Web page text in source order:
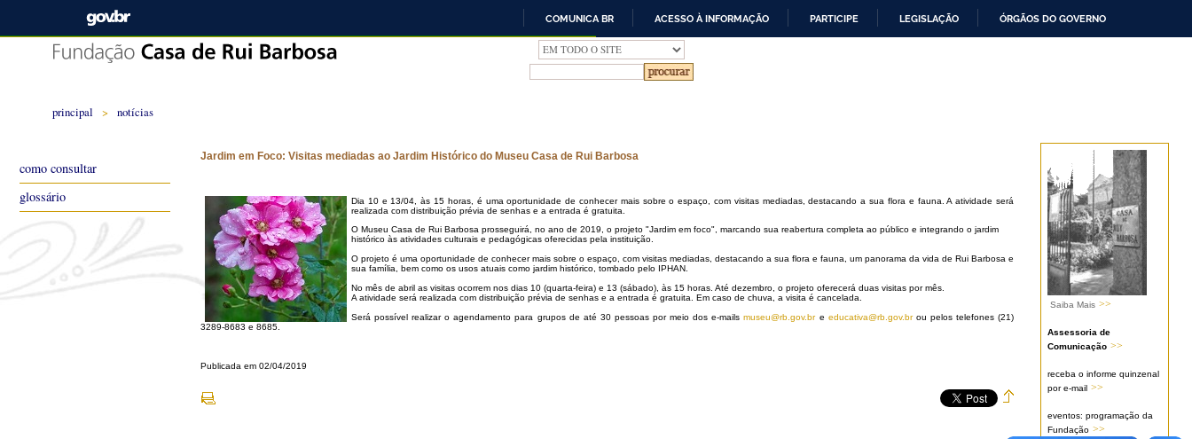
IR
PARA
O
CONTEÚDO
COMUNICA BR ACESSO À INFORMAÇÃO PARTICIPE LEGISLAÇÃO ÓRGÃOS DO GOVERNO
principal > notícias
Saiba Mais >>
Assessoria de
Comunicação >>
receba o informe quinzenal
por e-mail >>
eventos: programação da
Fundação >>
Jardim em Foco: Visitas mediadas ao Jardim Histórico do Museu Casa de Rui Barbosa
Dia 10 e 13/04, às 15 horas, é uma oportunidade de conhecer mais sobre o espaço, com visitas mediadas, destacando a sua flora e fauna. A atividade será
realizada com distribuição prévia de senhas e a entrada é gratuita.
O Museu Casa de Rui Barbosa prosseguirá, no ano de 2019, o projeto "Jardim em foco", marcando sua reabertura completa ao público e integrando o jardim
histórico às atividades culturais e pedagógicas oferecidas pela instituição.
O projeto é uma oportunidade de conhecer mais sobre o espaço, com visitas mediadas, destacando a sua flora e fauna, um panorama da vida de Rui Barbosa e
sua família, bem como os usos atuais como jardim histórico, tombado pelo IPHAN.
No mês de abril as visitas ocorrem nos dias 10 (quarta-feira) e 13 (sábado), às 15 horas. Até dezembro, o projeto oferecerá duas visitas por mês.
A atividade será realizada com distribuição prévia de senhas e a entrada é gratuita. Em caso de chuva, a visita é cancelada.
Será possível realizar o agendamento para grupos de até 30 pessoas por meio dos e-mailsmuseu@rb.gov.bre educativa@rb.gov.brou pelos telefones (21)
3289-8683 e 8685.
Publicada em 02/04/2019
como consultar
glossário